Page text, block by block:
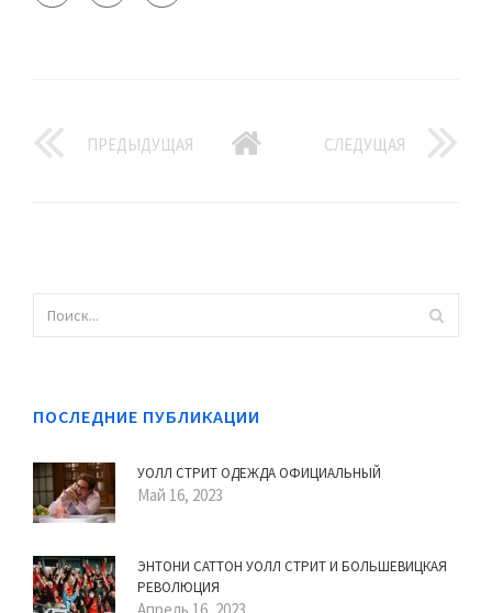
ПРЕДЫДУЩАЯ СЛЕДУЩАЯ
ПОСЛЕДНИЕ ПУБЛИКАЦИИ
УОЛЛ СТРИТ ОДЕЖДА ОФИЦИАЛЬНЫЙ
Май 16, 2023
ЭНТОНИ САТТОН УОЛЛ СТРИТ И БОЛЬШЕВИЦКАЯ
РЕВОЛЮЦИЯ